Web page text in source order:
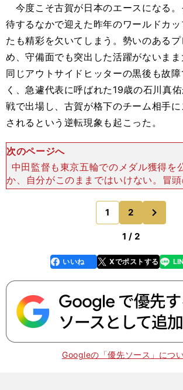
今度こそ古賀が日本のエースになる。
待するなかで迎えた昨年のワールドカッ
たも精彩を欠いてしまう。勢いのある
め、守備面でも突出した活躍がないまま
同じアウトサイドヒッターの黒後も故
く、急遽代表に呼ばれた19歳の石川真
戦で出場し、古賀が格下のチーム相手
されるという逆転現象も起こった。
次のページへ
中田監督も東京五輪でのメダル獲得を
か、自分がこのままではいけない。冒頭
フォーカスしたい」という古賀の言葉
覚しての言葉だったのだろう。 現在の
には、かつての木村
1 2
1 / 2
faceboo
k
いいね Xでポストする
line
Googleの「優先ソース」につ